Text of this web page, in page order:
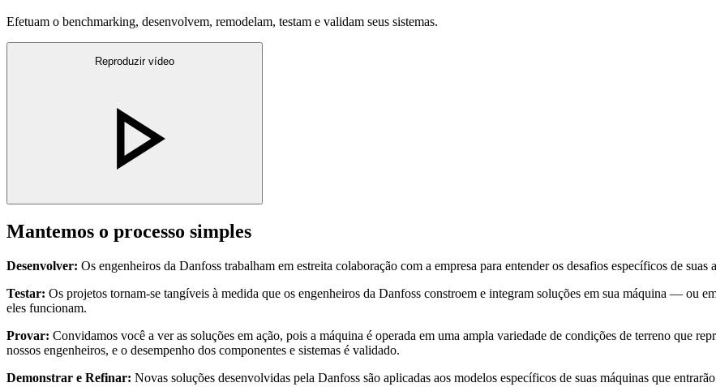
Efetuam o benchmarking, desenvolvem, remodelam, testam e validam seus sistemas.
Reproduzir vídeo
Mantemos o processo simples
Desenvolver: Os engenheiros da Danfoss trabalham em estreita colaboração com a empresa para entender os desafios específicos de
Testar: Os projetos tornam-se tangíveis à medida que os engenheiros da Danfoss constroem e integram soluções em sua máquina — ou
eles funcionam.
Provar: Convidamos você a ver as soluções em ação, pois a máquina é operada em uma ampla variedade de condições de terreno que
nossos engenheiros, e o desempenho dos componentes e sistemas é validado.
Demonstrar e Refinar: Novas soluções desenvolvidas pela Danfoss são aplicadas aos modelos específicos de suas máquinas que